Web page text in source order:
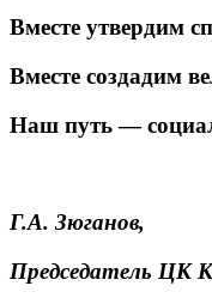
Вместе утвердим
Вместе создадим
Наш путь —
Г.А. Зюганов,
Председатель ЦК